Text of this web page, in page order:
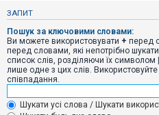
с
р
а
ц
і
я
Т
ЗАПИТ
Пошук за ключовими словами:
Ви можете використовувати + перед
перед словами, які непотрібно
список слів, розділяючи їх символом |
лише одне з цих слів.
співпадання.
Шукати усі слова / Шукати